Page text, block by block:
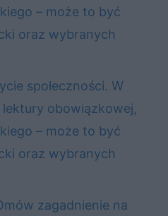
– może to być
oraz wybranych
społeczności. W
lektury obowiązkowej,
– może to być
oraz wybranych
zagadnienie na